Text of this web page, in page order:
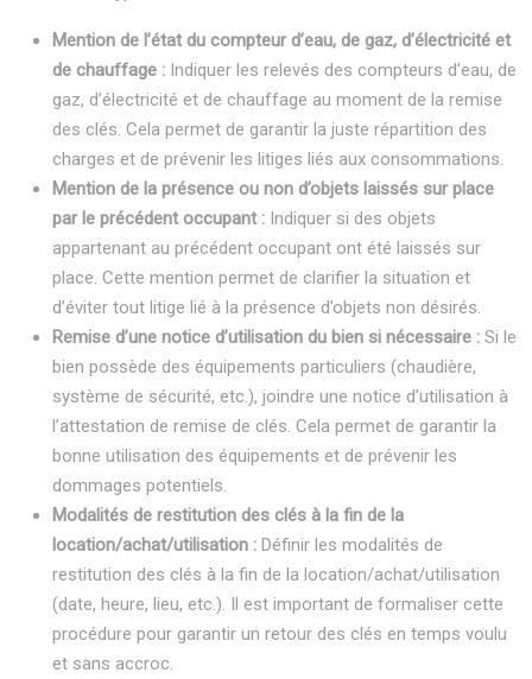
Mention de l’état du compteur d’eau, de gaz, d’électricité et
de chauffage : Indiquer les relevés des compteurs d’eau, de
gaz, d’électricité et de chauffage au moment de la remise
des clés. Cela permet de garantir la juste répartition des
charges et de prévenir les litiges liés aux consommations.
Mention de la présence ou non d’objets laissés sur place
par le précédent occupant : Indiquer si des objets
appartenant au précédent occupant ont été laissés sur
place. Cette mention permet de clarifier la situation et
d’éviter tout litige lié à la présence d’objets non désirés.
Remise d’une notice d’utilisation du bien si nécessaire : Si le
bien possède des équipements particuliers (chaudière,
système de sécurité, etc.), joindre une notice d’utilisation à
l’attestation de remise de clés. Cela permet de garantir la
bonne utilisation des équipements et de prévenir les
dommages potentiels.
Modalités de restitution des clés à la fin de la
location/achat/utilisation : Définir les modalités de
restitution des clés à la fin de la location/achat/utilisation
(date, heure, lieu, etc.). Il est important de formaliser cette
procédure pour garantir un retour des clés en temps voulu
et sans accroc.